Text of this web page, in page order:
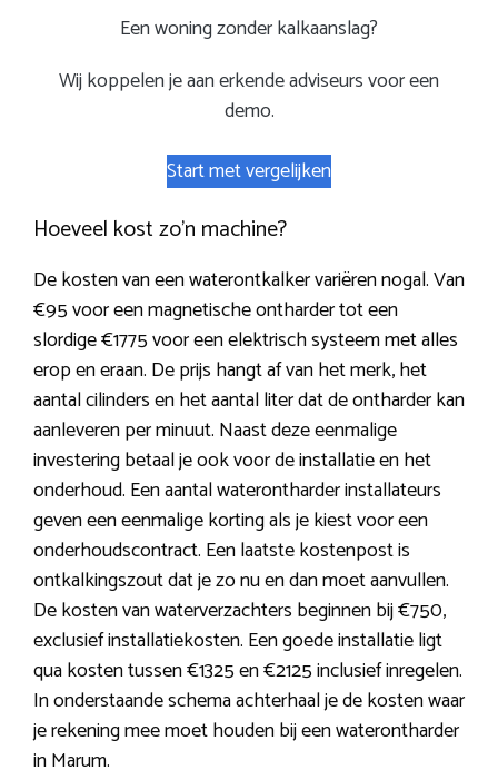
Een woning zonder kalkaanslag?
Wij koppelen je aan erkende adviseurs voor een
demo.
Start met vergelijken
Hoeveel kost zo’n machine?
De kosten van een waterontkalker variëren nogal. Van
€95 voor een magnetische ontharder tot een
slordige €1775 voor een elektrisch systeem met alles
erop en eraan. De prijs hangt af van het merk, het
aantal cilinders en het aantal liter dat de ontharder kan
aanleveren per minuut. Naast deze eenmalige
investering betaal je ook voor de installatie en het
onderhoud. Een aantal waterontharder installateurs
geven een eenmalige korting als je kiest voor een
onderhoudscontract. Een laatste kostenpost is
ontkalkingszout dat je zo nu en dan moet aanvullen.
De kosten van waterverzachters beginnen bij €750,
exclusief installatiekosten. Een goede installatie ligt
qua kosten tussen €1325 en €2125 inclusief inregelen.
In onderstaande schema achterhaal je de kosten waar
je rekening mee moet houden bij een waterontharder
in Marum.